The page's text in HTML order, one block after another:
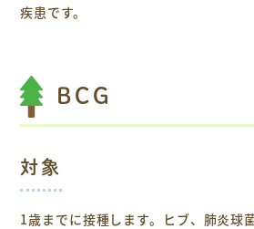
疾患です。
BCG
対象
1歳までに接種します。ヒブ、肺炎球